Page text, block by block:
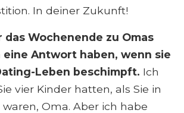
In deiner Zukunft!
das Wochenende zu Omas
Antwort haben, wenn sie
Leben beschimpft. Ich
vier Kinder hatten, als Sie in
Oma. Aber ich habe